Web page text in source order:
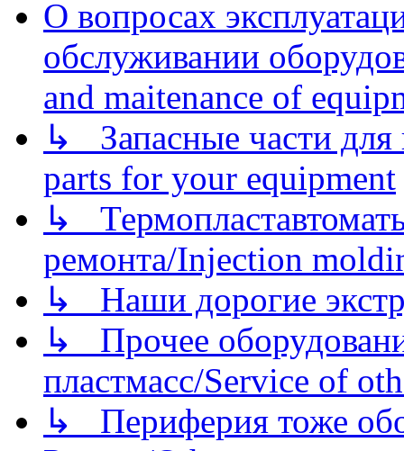
О вопросах
обслуживании
and maitenance of
↳ Запасные части для
parts for your equipment
↳
ремонта/Injection
↳ Наши дорогие
↳ Прочее
пластмасс/Service of
↳ Периферия тоже